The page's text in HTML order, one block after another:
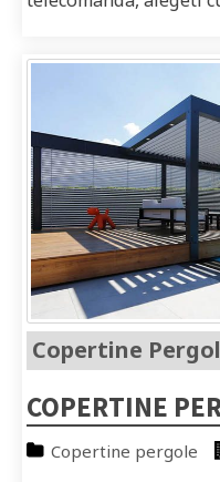
Copertine
COPERTINE
Copertine pergole